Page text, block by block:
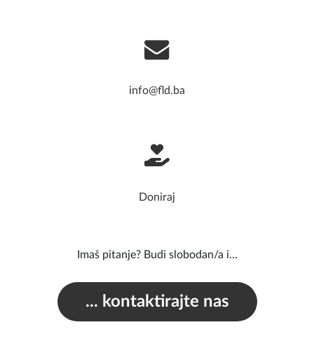
info@fld.ba
Doniraj
Imaš pitanje? Budi slobodan/a i...
... kontaktirajte nas